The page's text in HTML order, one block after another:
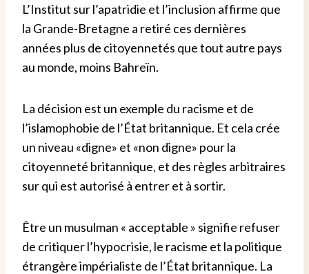
L’Institut sur l’apatridie et l’inclusion affirme que
la Grande-Bretagne a retiré ces dernières
années plus de citoyennetés que tout autre pays
au monde, moins Bahreïn.
La décision est un exemple du racisme et de
l’islamophobie de l’État britannique. Et cela crée
un niveau «digne» et «non digne» pour la
citoyenneté britannique, et des règles arbitraires
sur qui est autorisé à entrer et à sortir.
Être un musulman « acceptable » signifie refuser
de critiquer l’hypocrisie, le racisme et la politique
étrangère impérialiste de l’État britannique. La